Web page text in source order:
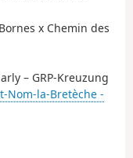
x Chemin des
– GRP-Kreuzung
Nom-la-Bretèche -